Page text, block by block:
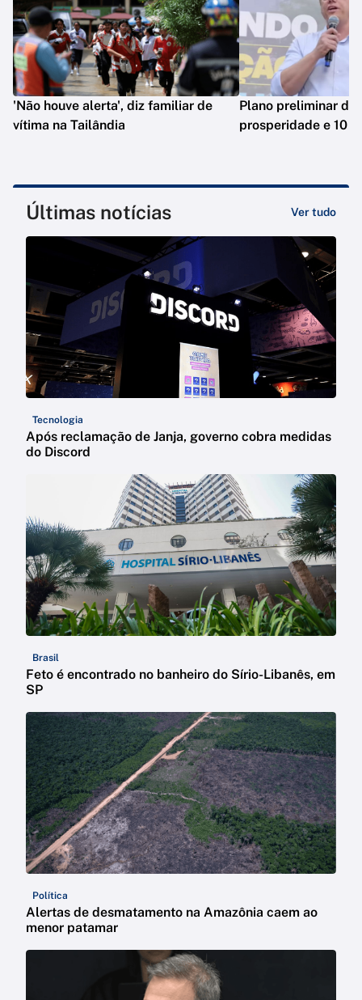
'Não houve alerta', diz familiar de
vítima na Tailândia
Plano preliminar de
prosperidade e 10
Últimas notícias Ver tudo
Tecnologia
Após reclamação de Janja, governo cobra medidas
do Discord
Brasil
Feto é encontrado no banheiro do Sírio-Libanês, em
SP
Política
Alertas de desmatamento na Amazônia caem ao
menor patamar